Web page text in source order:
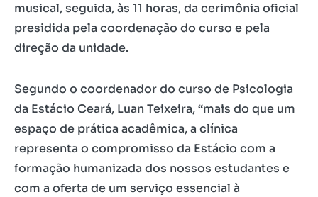
musical, seguida, às 11 horas, da cerimônia oficial
presidida pela coordenação do curso e pela
direção da unidade.
Segundo o coordenador do curso de Psicologia
da Estácio Ceará, Luan Teixeira, “mais do que um
espaço de prática acadêmica, a clínica
representa o compromisso da Estácio com a
formação humanizada dos nossos estudantes e
com a oferta de um serviço essencial à